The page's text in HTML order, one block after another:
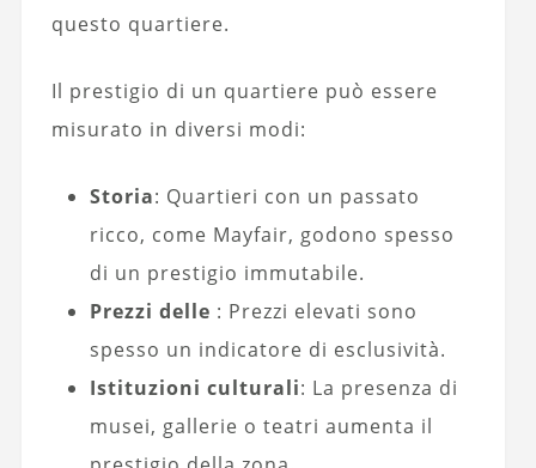
questo quartiere.
Il prestigio di un quartiere può essere
misurato in diversi modi:
Storia: Quartieri con un passato
ricco, come Mayfair, godono spesso
di un prestigio immutabile.
Prezzi delle : Prezzi elevati sono
spesso un indicatore di esclusività.
Istituzioni culturali: La presenza di
musei, gallerie o teatri aumenta il